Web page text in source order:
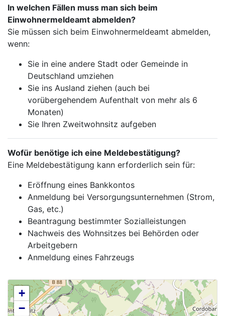
In welchen Fällen muss man sich beim
Einwohnermeldeamt abmelden?
Sie müssen sich beim Einwohnermeldeamt abmelden,
wenn:
Sie in eine andere Stadt oder Gemeinde in
Deutschland umziehen
Sie ins Ausland ziehen (auch bei
vorübergehendem Aufenthalt von mehr als 6
Monaten)
Sie Ihren Zweitwohnsitz aufgeben
Wofür benötige ich eine Meldebestätigung?
Eine Meldebestätigung kann erforderlich sein für:
Eröffnung eines Bankkontos
Anmeldung bei Versorgungsunternehmen (Strom,
Gas, etc.)
Beantragung bestimmter Sozialleistungen
Nachweis des Wohnsitzes bei Behörden oder
Arbeitgebern
Anmeldung eines Fahrzeugs
+
−